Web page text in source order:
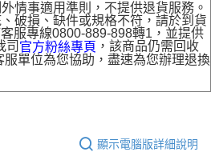
情事適用準則，不提供退貨服務。
破損、缺件或規格不符，請於到貨
服專線0800-889-898轉1，並提供
司 官方粉絲專頁 ，該商品仍需回收
單位為您協助，盡速為您辦理退換
顯示電腦版詳細說明